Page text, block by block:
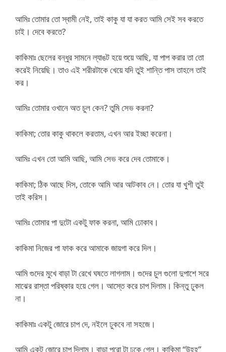
আমিঃ তোমার তো স্বামী নেই, তাই কাকু যা যা করত আমি সেই সব করতে
চাই। দেবে করতে?
কাকিমাঃ ছেলের বন্ধুর সামনে ল্যাঙট হয়ে শুয়ে আছি, যা পাপ করার তা তো
করেই নিয়েছি। তাও এই শরীরটাকে খেয়ে যদি তুই শান্তি পাস তাহলে তাই
কর।
আমিঃ তোমার ওখানে অত চুল কেন? তুমি সেভ করনা?
কাকিমা; তোর কাকু থাকলে করতাম, এখন আর ইচ্ছা করেনা।
আমিঃ এখন তো আমি আছি, আমি সেভ করে দেব তোমাকে।
কাকিমা; ঠিক আছে দিস, তোকে আমি আর আটকাব নে। তোর যা খুশী তুই
তাই করিস।
আমিঃ তোমার পা দুটো একটু ফাক করনা, আমি ঢোকাব।
কাকিমা নিজের পা ফাক করে আমাকে জায়গা করে দিল।
আমি গুদের মুখে বাড়া টা রেখে ঘষতে লাগলাম। গুদের চুল গুলো দুপাশে সরে
মাঝের রাস্তা পরিষ্কার হয়ে গেল। আস্তে করে চাপ দিলাম। কিন্তু ঢুকল
না।
কাকিমাঃ একটু জোরে চাপ দে, নইলে ঢুকবে না সহজে।
আমি একটু জোরে চাপ দিলাম। বাড়া পুরো টা ঢুকে গেল। কাকিমা “উহহ”